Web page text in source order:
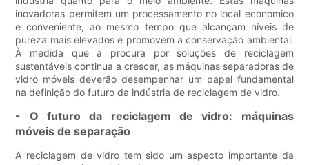
inovadoras permitem um processamento no local económico
e conveniente, ao mesmo tempo que alcançam níveis de
pureza mais elevados e promovem a conservação ambiental.
À medida que a procura por soluções de reciclagem
sustentáveis ​​continua a crescer, as máquinas separadoras de
vidro móveis deverão desempenhar um papel fundamental
na definição do futuro da indústria de reciclagem de vidro.
- O futuro da reciclagem de vidro: máquinas
móveis de separação
A reciclagem de vidro tem sido um aspecto importante da